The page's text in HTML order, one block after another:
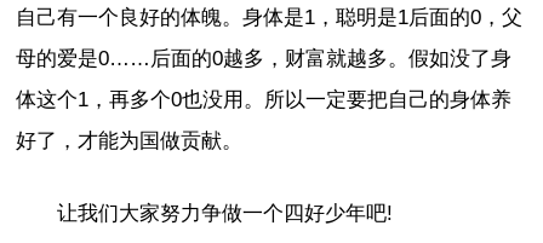
自己有一个良好的体魄。身体是1，聪明是1后面的0，父
母的爱是0……后面的0越多，财富就越多。假如没了身
体这个1，再多个0也没用。所以一定要把自己的身体养
好了，才能为国做贡献。
让我们大家努力争做一个四好少年吧!